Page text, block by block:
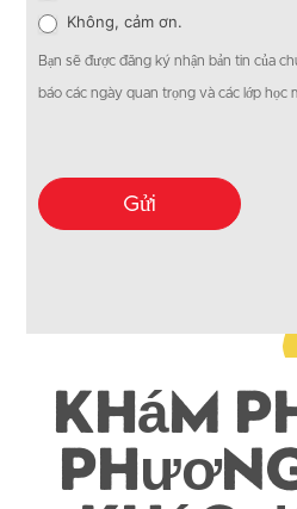
Không, cảm ơn.
Bạn sẽ được đăng ký nhận bản tin của
báo các ngày quan trọng và các lớp học
Gửi
Khám